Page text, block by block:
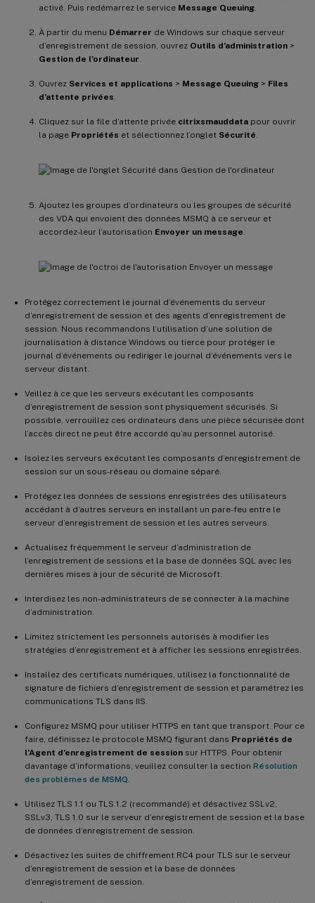
activé. Puis redémarrez le service Message Queuing
À partir du menu Démarrer de Windows sur chaque serveur
d’enregistrement de session, ouvrez Outils d’administration >
Gestion de l’ordinateur
Ouvrez Services et applications > Message Queuing > Files
d’attente privées
Cliquez sur la file d’attente privée citrixsmauddata pour ouvrir
la page Propriétés et sélectionnez l’onglet Sécurité
Ajoutez les groupes d’ordinateurs ou les groupes de sécurité
des VDA qui envoient des données MSMQ à ce serveur et
accordez-leur l’autorisation Envoyer un message
Protégez correctement le journal d’événements du serveur
d’enregistrement de session et des agents d’enregistrement de
session. Nous recommandons l’utilisation d’une solution de
journalisation à distance Windows ou tierce pour protéger le
journal d’événements ou rediriger le journal d’événements vers le
serveur distant.
Veillez à ce que les serveurs exécutant les composants
d’enregistrement de session sont physiquement sécurisés. Si
possible, verrouillez ces ordinateurs dans une pièce sécurisée dont
l’accès direct ne peut être accordé qu’au personnel autorisé.
Isolez les serveurs exécutant les composants d’enregistrement de
session sur un sous-réseau ou domaine séparé.
Protégez les données de sessions enregistrées des utilisateurs
accédant à d’autres serveurs en installant un pare-feu entre le
serveur d’enregistrement de session et les autres serveurs.
Actualisez fréquemment le serveur d’administration de
l’enregistrement de sessions et la base de données SQL avec les
dernières mises à jour de sécurité de Microsoft.
Interdisez les non-administrateurs de se connecter à la machine
d’administration.
Limitez strictement les personnels autorisés à modifier les
stratégies d’enregistrement et à afficher les sessions enregistrées.
Installez des certificats numériques, utilisez la fonctionnalité de
signature de fichiers d’enregistrement de session et paramétrez les
communications TLS dans IIS.
Configurez MSMQ pour utiliser HTTPS en tant que transport. Pour ce
faire, définissez le protocole MSMQ figurant dans Propriétés de
l’Agent d’enregistrement de session sur HTTPS. Pour obtenir
davantage d’informations, veuillez consulter la section Résolution
des problèmes de MSMQ
Utilisez TLS 1.1 ou TLS 1.2 (recommandé) et désactivez SSLv2,
SSLv3, TLS 1.0 sur le serveur d’enregistrement de session et la base
de données d’enregistrement de session.
Désactivez les suites de chiffrement RC4 pour TLS sur le serveur
d’enregistrement de session et la base de données
d’enregistrement de session.